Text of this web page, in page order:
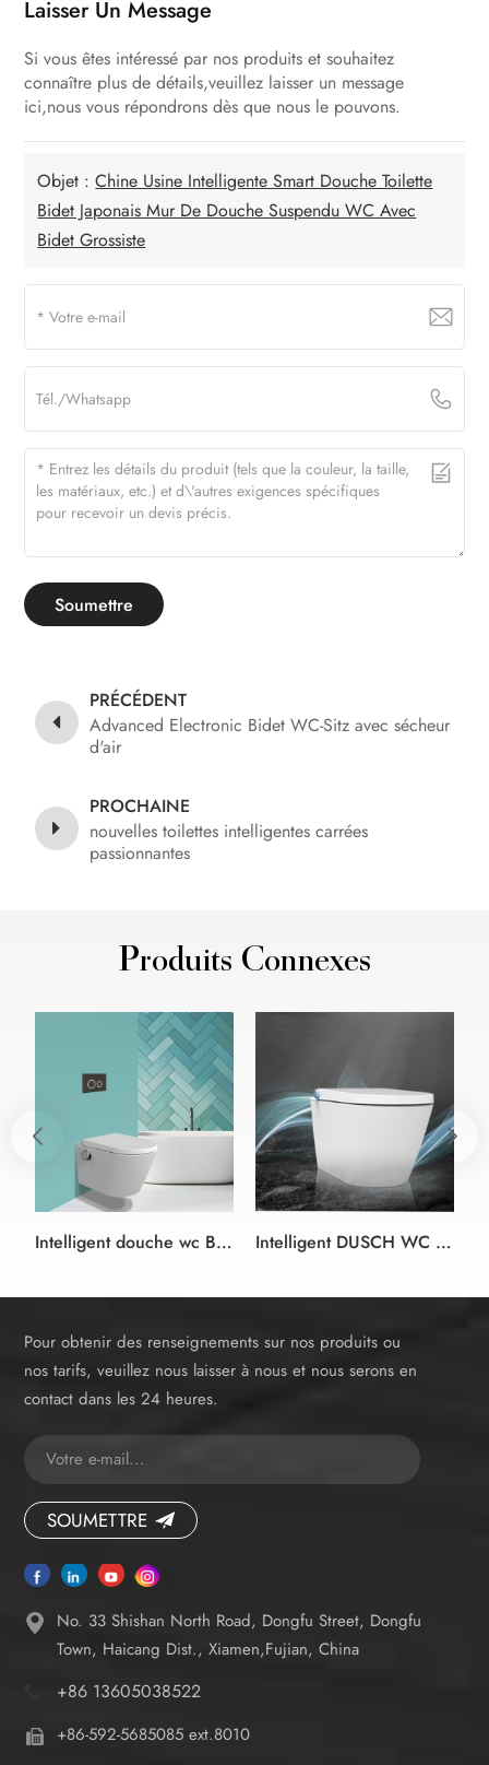
Laisser Un Message
Si vous êtes intéressé par nos produits et souhaitez
connaître plus de détails,veuillez laisser un message
ici,nous vous répondrons dès que nous le pouvons.
Objet :Chine Usine Intelligente Smart Douche Toilette
Bidet Japonais Mur De Douche Suspendu WC Avec
Bidet Grossiste
Soumettre
PRÉCÉDENT
Advanced Electronic Bidet WC-Sitz avec sécheur
d'air
PROCHAINE
nouvelles toilettes intelligentes carrées
passionnantes
Produits Connexes
Intelligent douche wc Bidet Siège de couleur blanc et noir style allemand Intelligent DUSCH WC bidet douche siège de Toilette blanc bidet siège de toilette Design sans monture
Pour obtenir des renseignements sur nos produits ou
nos tarifs, veuillez nous laisser à nous et nous serons en
contact dans les 24 heures.
SOUMETTRE
No. 33 Shishan North Road, Dongfu Street, Dongfu
Town, Haicang Dist., Xiamen,Fujian, China
+86 13605038522
+86-592-5685085 ext.8010